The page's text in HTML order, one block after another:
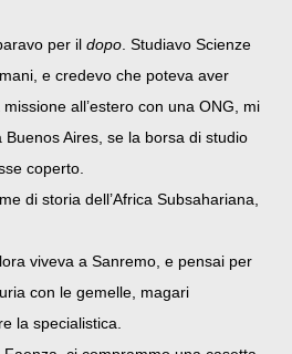
per il dopo . Studiavo Scienze
e credevo che poteva aver
all’estero con una ONG, mi
Aires, se la borsa di studio
coperto.
di storia dell’Africa Subsahariana,
viveva a Sanremo, e pensai per
con le gemelle, magari
la specialistica.